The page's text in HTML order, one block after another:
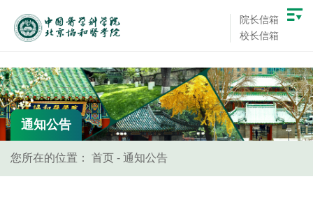
院长信箱
校长信箱
通知公告
您所在的位置： 首页 - 通知公告